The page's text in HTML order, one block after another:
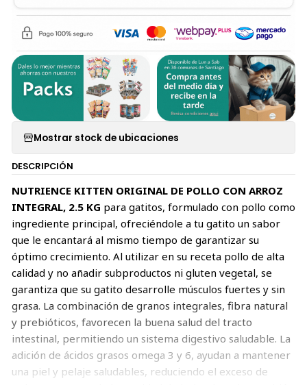
Mostrar stock de ubicaciones
DESCRIPCIÓN
NUTRIENCE KITTEN ORIGINAL DE POLLO CON ARROZ
INTEGRAL, 2.5 KG para gatitos, formulado con pollo como
ingrediente principal, ofreciéndole a tu gatito un sabor
que le encantará al mismo tiempo de garantizar su
óptimo crecimiento. Al utilizar en su receta pollo de alta
calidad y no añadir subproductos ni gluten vegetal, se
garantiza que su gatito desarrolle músculos fuertes y sin
grasa. La combinación de granos integrales, fibra natural
y prebióticos, favorecen la buena salud del tracto
intestinal, permitiendo un sistema digestivo saludable. La
adición de ácidos grasos omega 3 y 6, ayudan a mantener
una piel y pelaje saludables, reduciendo el exceso de